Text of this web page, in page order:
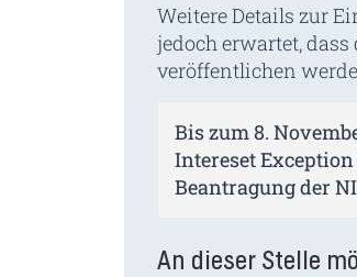
Weitere Details zur
jedoch erwartet,
veröffentlichen
Bis zum 8.
Intereset
Beantragung der
An dieser Stelle